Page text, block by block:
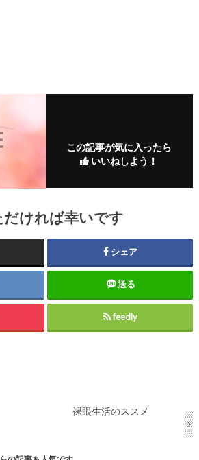
この記事が気に入ったら
いいねしよう！
ければ幸いです
シェア
送る
feedly
裸眼生活のススメ